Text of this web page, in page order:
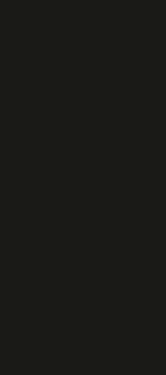
Botafogo. Somos
o campeonato